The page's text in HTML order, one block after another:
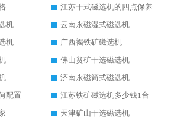
江苏干式磁选机的四点保养秘籍
机
云南永磁湿式磁选机
机
广西褐铁矿磁选机
佛山贫矿干选磁选机
济南永磁筒式磁选机
配置
江苏铁矿磁选机多少钱1台
天津矿山干选磁选机